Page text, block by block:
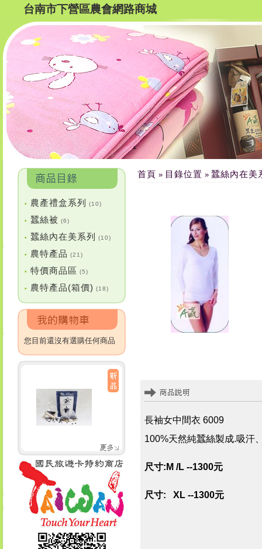
台南市下營區農會網路商城
• 農產禮盒系列 (10)
• 蠶絲被 (6)
• 蠶絲內在美系列 (10)
• 農特產品 (21)
• 特價商品區 (5)
• 農特產品(箱價) (18)
您目前還沒有選購任何商品
首頁 » 目錄位置 » 蠶絲內在美
長袖女中間衣 6009
100%天然純蠶絲製成.吸汗
尺寸:M /L --1300元
尺寸: XL --1300元